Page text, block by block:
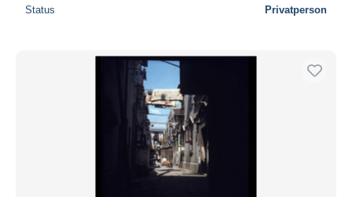
Status Privatperson